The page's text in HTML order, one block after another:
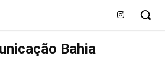
Bahia